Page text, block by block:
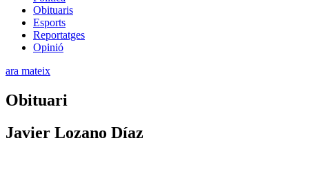
Obituaris
Esports
Reportatges
Opinió
ara mateix
Obituari
Javier Lozano Díaz